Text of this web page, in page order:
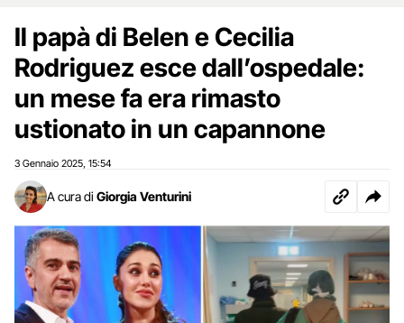
Il papà di Belen e Cecilia
Rodriguez esce dall’ospedale:
un mese fa era rimasto
ustionato in un capannone
3 Gennaio 2025 15:54
A cura di Giorgia Venturini